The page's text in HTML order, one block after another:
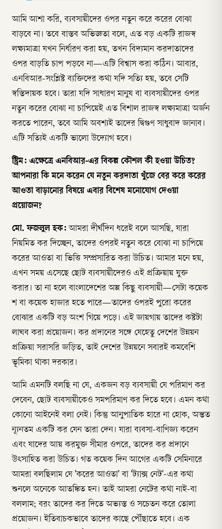
আমি আশা করি, ব্যবসায়ীদের ওপর নতুন করে করের বোঝা
বাড়বে না। তবে বাস্তব অভিজ্ঞতা বলে, এত বড় একটি রাজস্ব
লক্ষ্যমাত্রা যখন নির্ধারণ করা হয়, তখন বিদ্যমান করদাতাদের
ওপর বাড়তি চাপ পড়বে না—এটি বিশ্বাস করা কঠিন। আবার,
এনবিআর-সংশ্লিষ্ট ব্যক্তিদের কথা যদি সত্যি হয়, তবে সেটি
স্বস্তিদায়ক হবে। তারা যদি সাধারণ মানুষ বা ব্যবসায়ীদের ওপর
নতুন করের বোঝা না চাপিয়েই এত বিশাল রাজস্ব লক্ষ্যমাত্রা অর্জন
করতে পারেন, তবে আমি অবশ্যই তাদের দ্বিগুণ সাধুবাদ জানাব।
এটি সত্যিই একটি ভালো উদ্যোগ হবে।
স্ট্রিম: এক্ষেত্রে এনবিআর-এর বিকল্প কৌশল কী হওয়া উচিত?
আপনারা কি মনে করেন যে নতুন করদাতা খুঁজে বের করে করের
আওতা বাড়ানোর বিষয়ে এবার বিশেষ মনোযোগ দেওয়া
প্রয়োজন?
মো. ফজলুল হক: আমরা দীর্ঘদিন ধরেই বলে আসছি, যারা
নিয়মিত কর দিচ্ছেন, তাদের ওপরই নতুন করে বোঝা না চাপিয়ে
করের আওতা বা ভিত্তি সম্প্রসারিত করা উচিত। আমার মনে হয়,
এখন সময় এসেছে ছোট ব্যবসায়ীদেরও এই প্রক্রিয়ায় যুক্ত
করার। তা না হলে বাংলাদেশের অল্প কিছু ব্যবসায়ী—সেটা কয়েক
শ বা কয়েক হাজার হতে পারে—তাদের ওপরই পুরো করের
বোঝার একটি বড় অংশ গিয়ে পড়ে। এই জায়গায় তাদের কষ্টটা
লাঘব করা প্রয়োজন। কর প্রদানের সঙ্গে যেহেতু দেশের উন্নয়ন
প্রক্রিয়া সরাসরি জড়িত, তাই দেশের উন্নয়নে সবারই কমবেশি
ভূমিকা থাকা দরকার।
আমি এমনটি বলছি না যে, একজন বড় ব্যবসায়ী যে পরিমাণ কর
দেবেন, ছোট ব্যবসায়ীকেও সমপরিমাণ কর দিতে হবে। এমন কথা
কোনো আইনেই বলা নেই। কিন্তু আনুপাতিক হারে না হোক, অন্তত
ন্যূনতম একটি কর যেন তারা দেন। যারা ব্যবসা-বাণিজ্য করেন
এবং যাদের আয় করমুক্ত সীমার ওপরে, তাদের কর প্রদানে
উৎসাহিত করা উচিত। গত কয়েক দিন আগের একটি সেমিনারে
আমরা বলছিলাম যে 'করের আওতা' বা 'ট্যাক্স নেট'-এর কথা
শুনলে অনেকে আতঙ্কিত হন। তাই আমরা নেটের কথা নাই-বা
বললাম; বরং তাদের কর দিতে অভ্যস্ত ও সচেতন করে তোলা
প্রয়োজন। ইতিবাচকভাবে তাদের কাছে পৌঁছাতে হবে। এক